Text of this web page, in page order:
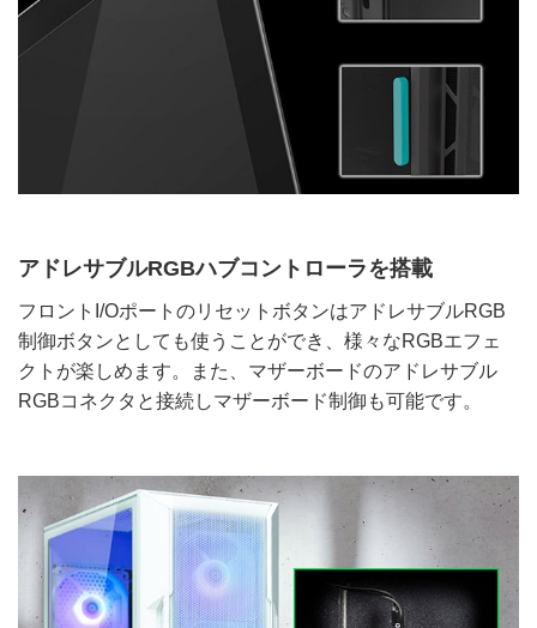
アドレサブルRGBハブコントローラを搭載
フロントI/OポートのリセットボタンはアドレサブルRGB
制御ボタンとしても使うことができ、様々なRGBエフェ
クトが楽しめます。また、マザーボードのアドレサブル
RGBコネクタと接続しマザーボード制御も可能です。